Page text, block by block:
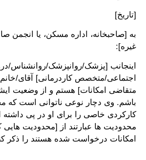
[تاریخ]
به [صاحبخانه، اداره مسکن، یا انجمن
غیره]:
اینجانب [پزشک/روانپزشک/روانشناس/
اجتماعی/متخصص کاردرمانی] آقای/خانم
متقاضی امکانات] هستم و از وضعیت
باشم. وی دچار نوعی ناتوانی است که
کارکردی خاصی را برای او در پی
محدودیت ها عبارتند از [محدودیت
امکانات درخواست شده هستند را ذکر